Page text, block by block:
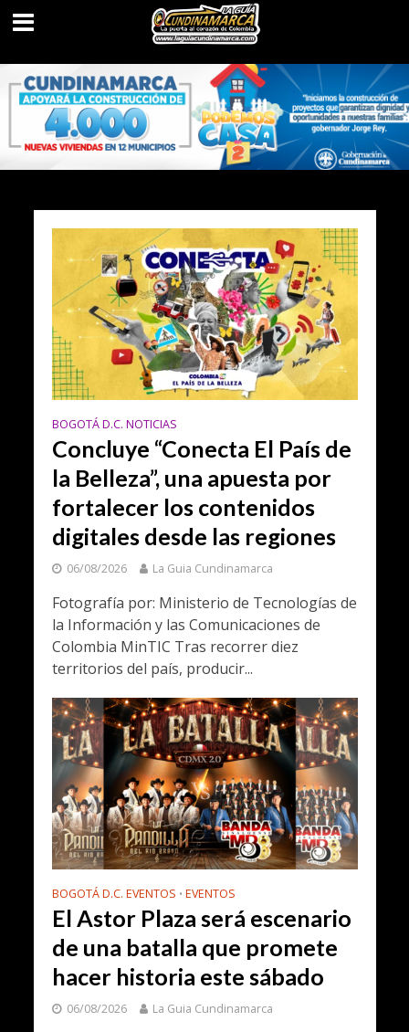
BOGOTÁ D.C. NOTICIAS
Concluye “Conecta El País de
la Belleza”, una apuesta por
fortalecer los contenidos
digitales desde las regiones
06/08/2026 La Guia Cundinamarca
Fotografía por: Ministerio de Tecnologías de
la Información y las Comunicaciones de
Colombia MinTIC Tras recorrer diez
territorios del país, producir...
BOGOTÁ D.C. EVENTOS • EVENTOS
El Astor Plaza será escenario
de una batalla que promete
hacer historia este sábado
06/08/2026 La Guia Cundinamarca